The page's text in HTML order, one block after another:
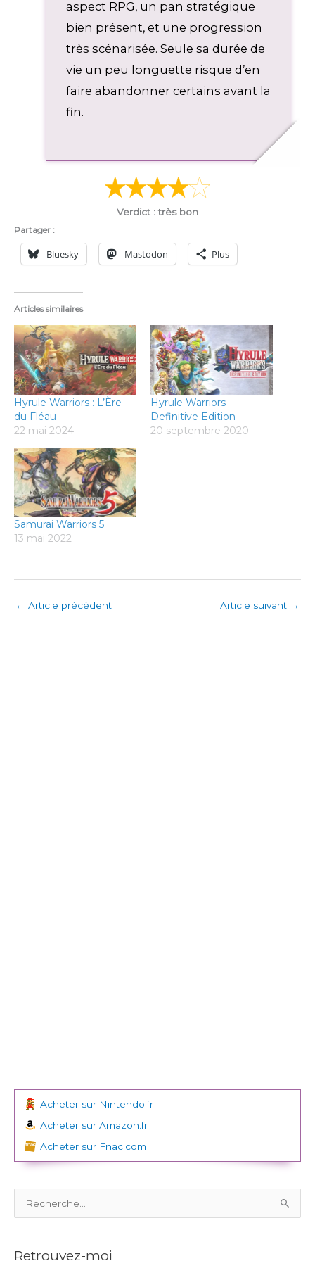
e
aspect RPG, un pan stratégique
bien présent, et une progression
très scénarisée. Seule sa durée de
vie un peu longuette risque d’en
faire abandonner certains avant la
fin.
Verdict : très bon
Partager :
Bluesky Mastodon Plus
Articles similaires
Hyrule Warriors : L’Ère
du Fléau
22 mai 2024
Hyrule Warriors
Definitive Edition
20 septembre 2020
Samurai Warriors 5
13 mai 2022
← Article précédent Article suivant →
Acheter sur Nintendo.fr
Acheter sur Amazon.fr
Acheter sur Fnac.com
e
h
Retrouvez-moi